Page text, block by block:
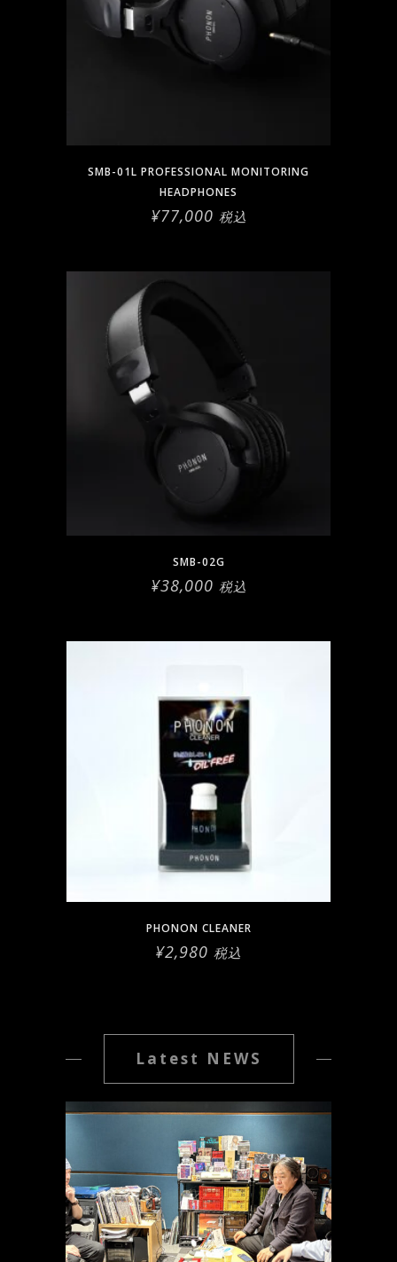
SMB-01L PROFESSIONAL MONITORING
HEADPHONES
¥77,000 税込
SMB-02G
¥38,000 税込
PHONON CLEANER
¥2,980 税込
Latest NEWS